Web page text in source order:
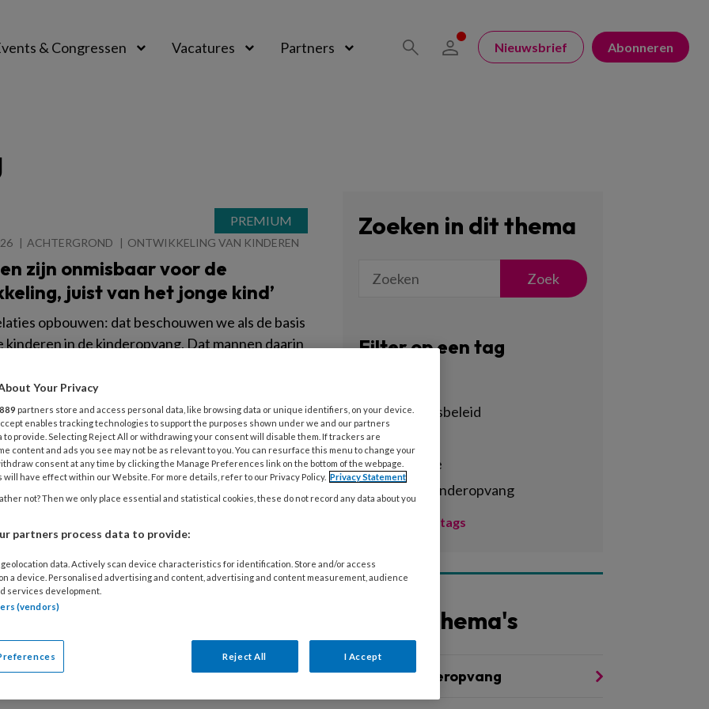
& Congressen Vacatures Partners Nieuwsbrief Abonneren
ACHTERGROND ONTWIKKELING VAN KINDEREN
zijn onmisbaar voor de
juist van het jonge kind’
opbouwen: dat beschouwen we als de basis
kinderen in de kinderopvang. Dat mannen daarin
de mannen die in de opvang werken sterk
En dat is heel zorgwekkend, zegt
Engelen, expert op het gebied van jongens-
Hoe betrekken we ze meer bij de
in de kinderopvang: ‘Moeder
door het lint’
worden. Bij kinderopvang KSH kwamen
voor waarbij soms zelfs beveiliging
Zoeken in dit thema
Zoek
Filter op een tag
achterstandsbeleid
activiteiten
administratie
agrarische kinderopvang
Toon meer tags
Andere thema's
Toezicht kinderopvang
Your Privacy
889 partners store and access personal data, like browsing data or unique identifiers, on your device.
enables tracking technologies to support the purposes shown under we and our partners
to provide. Selecting Reject All or withdrawing your consent will disable them. If trackers are
content and ads you see may not be as relevant to you. You can resurface this menu to change your
consent at any time by clicking the Manage Preferences link on the bottom of the webpage.
will have effect within our Website. For more details, refer to our Privacy Policy. Privacy Statement
not? Then we only place essential and statistical cookies, these do not record any data about you
partners process data to provide:
data. Actively scan device characteristics for identification. Store and/or access
a device. Personalised advertising and content, advertising and content measurement, audience
services development.
(vendors)
Reject All I Accept